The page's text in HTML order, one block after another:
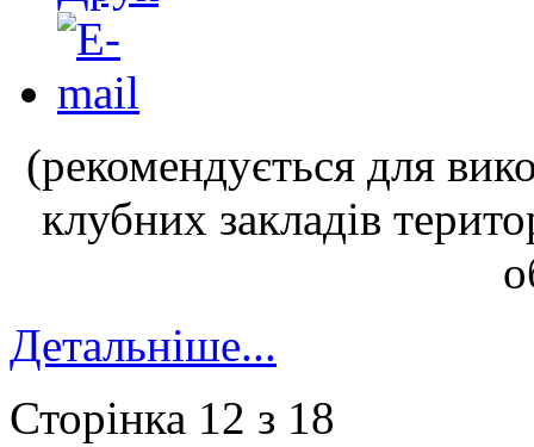
(рекомендується для
клубних закладів
Детальніше...
Сторінка 12 з 18